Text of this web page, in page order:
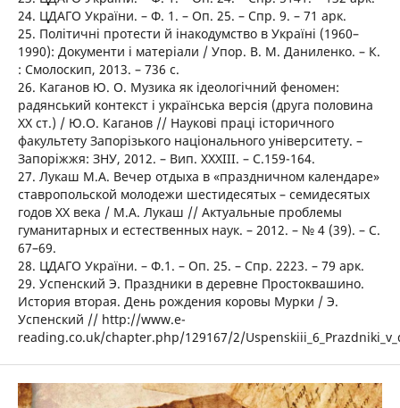
24. ЦДАГО України. – Ф. 1. – Оп. 25. – Спр. 9. – 71 арк.
25. Політичні протести й інакодумство в Україні (1960–
1990): Документи і матеріали / Упор. В. М. Даниленко. – К.
: Смолоскип, 2013. – 736 с.
26. Каганов Ю. О. Музика як ідеологічний феномен:
радянський контекст і українська версія (друга половина
XX ст.) / Ю.О. Каганов // Наукові праці історичного
факультету Запорізького національного університету. –
Запоріжжя: ЗНУ, 2012. – Вип. XXXIII. – C.159-164.
27. Лукаш М.А. Вечер отдыха в «праздничном календаре»
ставропольской молодежи шестидесятых – семидесятых
годов ХХ века / М.А. Лукаш // Актуальные проблемы
гуманитарных и естественных наук. – 2012. – № 4 (39). – С.
67–69.
28. ЦДАГО України. – Ф.1. – Оп. 25. – Спр. 2223. – 79 арк.
29. Успенский Э. Праздники в деревне Простоквашино.
История вторая. День рождения коровы Мурки / Э.
Успенский // http://www.e-
reading.co.uk/chapter.php/129167/2/